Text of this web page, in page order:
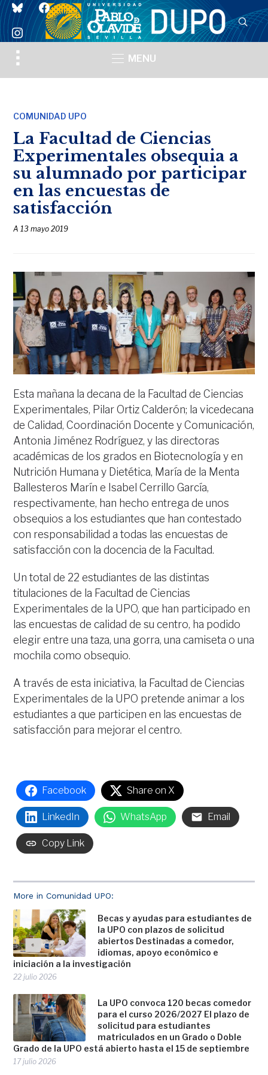
blueskyfacebook
instagram
Toggle
sidebar
MENU
COMUNIDAD UPO
La Facultad de Ciencias
Experimentales obsequia a
su alumnado por participar
en las encuestas de
satisfacción
A13 mayo 2019
More in Comunidad UPO:
Becas y ayudas para estudiantes de
la UPO con plazos de solicitud
abiertos Destinadas a comedor,
idiomas, apoyo económico e
iniciación a la investigación
22 julio 2026
La UPO convoca 120 becas comedor
para el curso 2026/2027 El plazo de
solicitud para estudiantes
matriculados en un Grado o Doble
Grado de la UPO está abierto hasta el 15 de septiembre
17 julio 2026
Esta mañana la decana de la Facultad de Ciencias
Experimentales, Pilar Ortiz Calderón; la vicedecana
de Calidad, Coordinación Docente y Comunicación,
Antonia Jiménez Rodríguez, y las directoras
académicas de los grados en Biotecnología y en
Nutrición Humana y Dietética, María de la Menta
Ballesteros Marín e Isabel Cerrillo García,
respectivamente, han hecho entrega de unos
obsequios a los estudiantes que han contestado
con responsabilidad a todas las encuestas de
satisfacción con la docencia de la Facultad.
Un total de 22 estudiantes de las distintas
titulaciones de la Facultad de Ciencias
Experimentales de la UPO, que han participado en
las encuestas de calidad de su centro, ha podido
elegir entre una taza, una gorra, una camiseta o una
mochila como obsequio.
A través de esta iniciativa, la Facultad de Ciencias
Experimentales de la UPO pretende animar a los
estudiantes a que participen en las encuestas de
satisfacción para mejorar el centro.
Facebook Share on X
LinkedIn WhatsApp Email
Copy Link